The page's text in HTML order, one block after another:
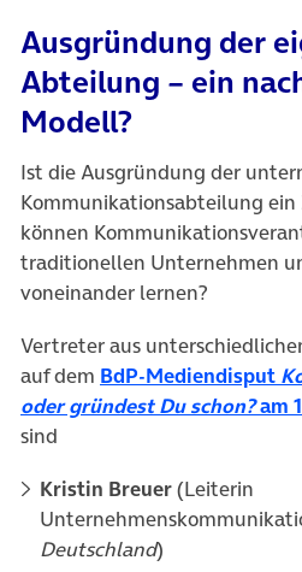
Ausgründung der
Abteilung – ein
Modell?
Ist die Ausgründung der
Kommunikationsabteilung
können
traditionellen Unternehmen
voneinander lernen?
Vertreter aus
auf dem BdP-Mediendisput
oder gründest Du schon?am
sind
Kristin Breuer(Leiterin
Deutschland)